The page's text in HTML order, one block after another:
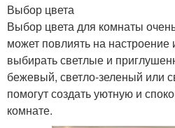
Выбор цвета
Выбор цвета для комнаты
может повлиять на
выбирать светлые и
бежевый, светло-зеленый или
помогут создать уютную и
комнате.